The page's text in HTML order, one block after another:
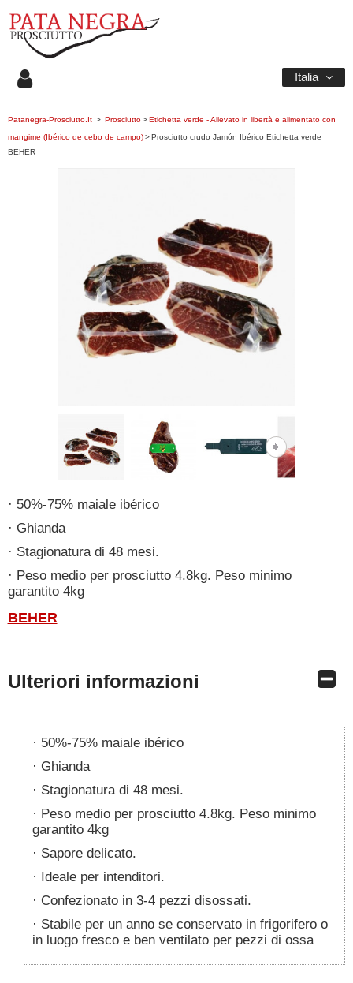
Italia
Patanegra-Prosciutto.it > Prosciutto > Etichetta verde - Allevato in libertà e alimentato con
mangime (Ibérico de cebo de campo) > Prosciutto crudo Jamón Ibérico Etichetta verde
BEHER
50%-75% maiale ibérico
Ghianda
Stagionatura di 48 mesi.
Peso medio per prosciutto 4.8kg. Peso minimo
garantito 4kg
BEHER
Ulteriori informazioni
50%-75% maiale ibérico
Ghianda
Stagionatura di 48 mesi.
Peso medio per prosciutto 4.8kg. Peso minimo
garantito 4kg
Sapore delicato.
Ideale per intenditori.
Confezionato in 3-4 pezzi disossati.
Stabile per un anno se conservato in frigorifero o
in luogo fresco e ben ventilato per pezzi di ossa